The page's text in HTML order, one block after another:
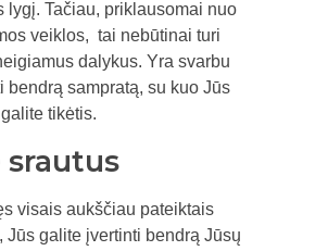
lygį. Tačiau, priklausomai nuo
veiklos, tai nebūtinai turi
dalykus. Yra svarbu
bendrą sampratą, su kuo Jūs
tikėtis.
srautus
visais aukščiau pateiktais
Jūs galite įvertinti bendrą Jūsų